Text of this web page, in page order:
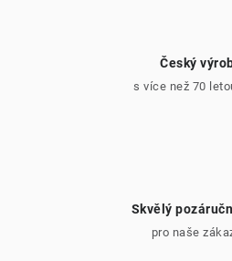
Český
s více než 70
Skvělý
pro naše